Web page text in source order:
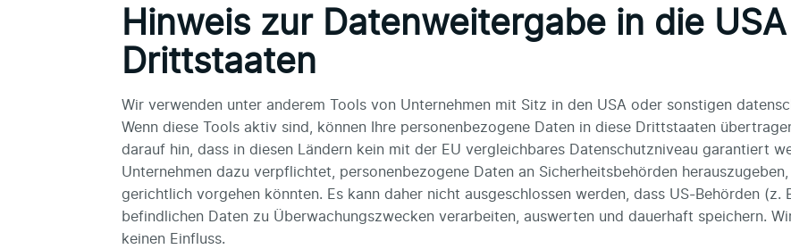
Hinweis zur Datenweitergabe in die
Drittstaaten
Wir verwenden unter anderem Tools von Unternehmen mit Sitz in den USA oder sonstigen
Wenn diese Tools aktiv sind, können Ihre personenbezogene Daten in diese Drittstaaten
darauf hin, dass in diesen Ländern kein mit der EU vergleichbares Datenschutzniveau garantiert
Unternehmen dazu verpflichtet, personenbezogene Daten an Sicherheitsbehörden
gerichtlich vorgehen könnten. Es kann daher nicht ausgeschlossen werden, dass US-Behörden (z.
befindlichen Daten zu Überwachungszwecken verarbeiten, auswerten und dauerhaft speichern.
keinen Einfluss.